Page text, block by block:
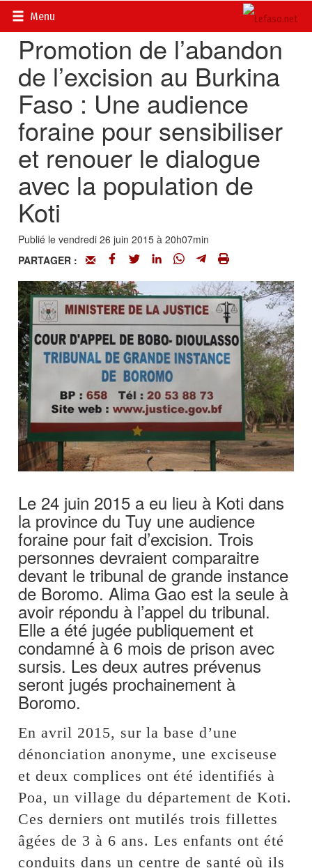
Menu
Accueil>
Promotion de l’abandon
de l’excision au Burkina
Faso : Une audience
foraine pour sensibiliser
et renouer le dialogue
avec la population de
Koti
Publié le vendredi 26 juin 2015 à 20h07min
PARTAGER :
Le 24 juin 2015 a eu lieu à Koti dans
la province du Tuy une audience
foraine pour fait d’excision. Trois
personnes devraient comparaitre
devant le tribunal de grande instance
de Boromo. Alima Gao est la seule à
avoir répondu à l’appel du tribunal.
Elle a été jugée publiquement et
condamné à 6 mois de prison avec
sursis. Les deux autres prévenus
seront jugés prochainement à
Boromo.
En avril 2015, sur la base d’une
dénonciation anonyme, une exciseuse
et deux complices ont été identifiés à
Poa, un village du département de Koti.
Ces derniers ont mutilés trois fillettes
âgées de 3 à 6 ans. Les enfants ont été
conduits dans un centre de santé où ils